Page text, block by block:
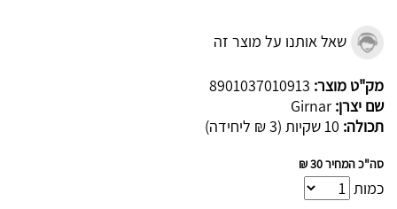
שאל אותנו על מוצר זה
מק"ט מוצר: 8901037010913
שם יצרן: Girnar
תכולה: 10 שקיות (3 ₪ ליחידה)
סה"כ המחיר30 ₪
כמות